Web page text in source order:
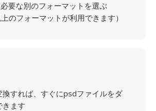
要な別のフォーマットを選ぶ
のフォーマットが利用できます）
換すれば、すぐにpsdファイルをダ
きます